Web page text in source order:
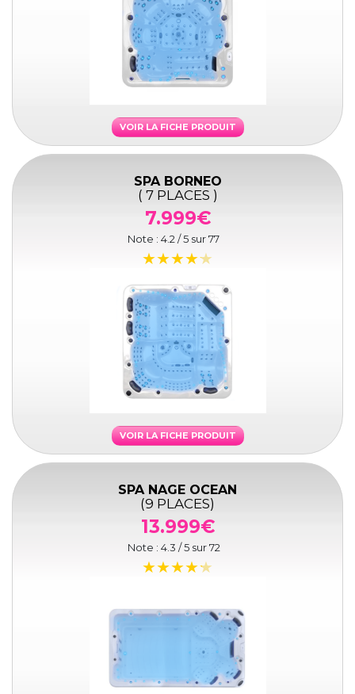
VOIR LA FICHE PRODUIT
SPA BORNEO
( 7 PLACES )
7.999€
Note : 4.2 / 5 sur77
VOIR LA FICHE PRODUIT
SPA NAGE OCEAN
(9 PLACES)
13.999€
Note : 4.3 / 5 sur72